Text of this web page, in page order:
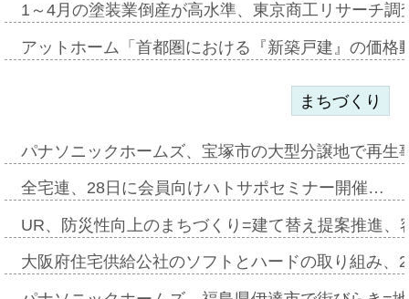
1～4月の塗装業倒産が高水準、東京商工リサーチ
アットホーム「首都圏における『新築戸建』の価
まちづくり
パナソニックホームズ、宝塚市の大型分譲地で再
全宅連、28日に会員向けハトサポセミナー開催…
UR、防災性向上のまちづくり=建て替え提案推進
大阪府住宅供給公社のソフトとハードの取り組み